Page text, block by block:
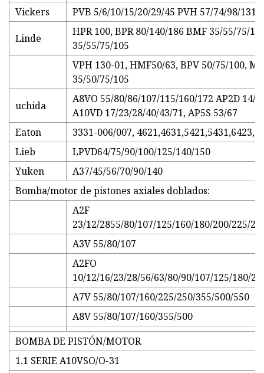
Vickers
PVB 5/6/10/15/20/29/45 PVH 57/74/98/131/
Linde
HPR 100, BPR 80/140/186 BMF 35/55/75/
35/55/75/105
VPH 130-01, HMF50/63, BPV 50/75/100,
35/50/75/105
uchida
A8VO 55/80/86/107/115/160/172 AP2D 14/
A10VD 17/23/28/40/43/71, AP5S 53/67
Eaton
3331-006/007,
Lieb
LPVD64/75/90/100/125/140/150
Yuken
A37/45/56/70/90/140
Bomba/motor de pistones axiales doblados:
A2F
23/12/2855/80/107/125/160/180/200/225/
A3V 55/80/107
A2FO
10/12/16/23/28/56/63/80/90/107/125/180/
A7V 55/80/107/160/225/250/355/500/550
A8V 55/80/107/160/355/500
BOMBA DE PISTÓN/MOTOR
1.1 SERIE A10VSO/O-31